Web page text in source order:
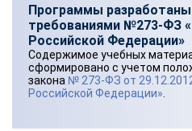
Программы
требованиями №273-ФЗ
Российской Федерации»
Содержимое учебных
сформировано с учетом
закона № 273-ФЗ от
Российской Федерации»